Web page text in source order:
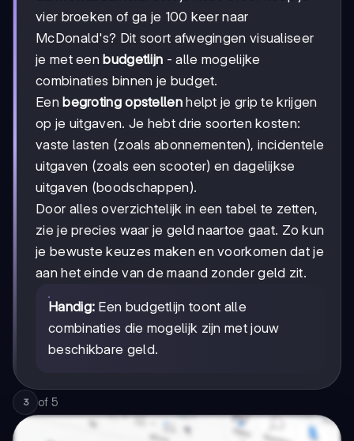
vier broeken of ga je 100 keer naar
McDonald's? Dit soort afwegingen visualiseer
je met een budgetlijn - alle mogelijke
combinaties binnen je budget.
Een begroting opstellenhelpt je grip te krijgen
op je uitgaven. Je hebt drie soorten kosten:
vaste lasten (zoals abonnementen), incidentele
uitgaven (zoals een scooter) en dagelijkse
uitgaven (boodschappen).
Door alles overzichtelijk in een tabel te zetten,
zie je precies waar je geld naartoe gaat. Zo kun
je bewuste keuzes maken en voorkomen dat je
aan het einde van de maand zonder geld zit.
Handig: Een budgetlijn toont alle
combinaties die mogelijk zijn met jouw
beschikbare geld.
3 of 5